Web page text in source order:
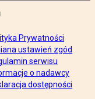
Prywatności
ustawień zgód
serwisu
o nadawcy
dostępności